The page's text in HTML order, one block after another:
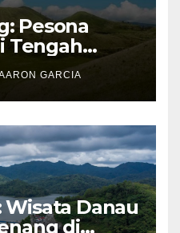
Pesona
Tengah
GARCIA
Danau
di